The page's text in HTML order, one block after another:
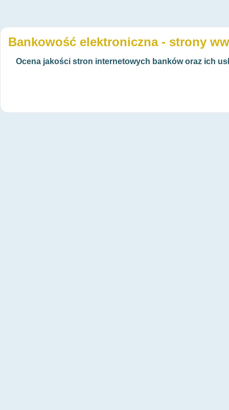
Bankowość elektroniczna - strony
Ocena jakości stron internetowych banków oraz ich